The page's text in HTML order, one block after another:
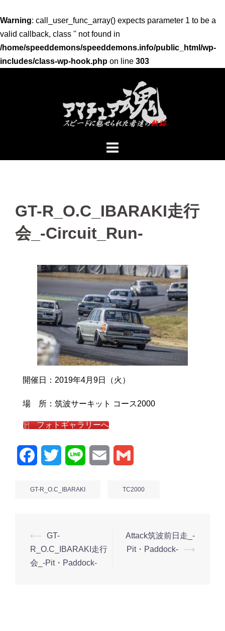
Warning: call_user_func_array() expects parameter 1 to be a
valid callback, class '' not found in
/home/speeddemons/speeddemons.info/public_html/wp-
includes/class-wp-hook.php on line 303
GT-R_O.C_IBARAKI走行
会_-Circuit_Run-
開催日：2019年4月9日（火）
場 所：筑波サーキット コース2000
フォトギャラリーへ
FacebookTwitter Line Email
GT-R_O.C_IBARAKI TC2000
投
稿
ナ
⟵
GT-
R_O.C_IBARAKI走行
会_-Pit・Paddock-
Attack筑波前日走_-
Pit・Paddock-
⟶